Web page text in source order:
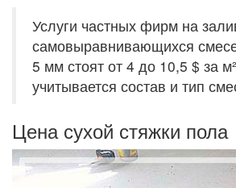
Услуги частных фирм на
самовыравнивающихся
5 мм стоят от 4 до 10,5 $ за
учитывается состав и тип
Цена сухой стяжки пола